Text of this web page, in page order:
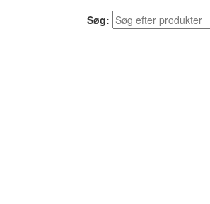
Søg: